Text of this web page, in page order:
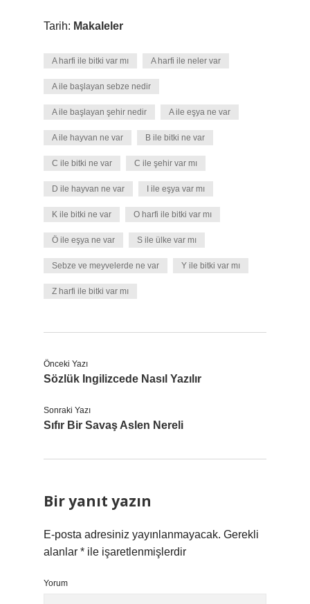
Tarih: Makaleler
A harfi ile bitki var mı A harfi ile neler var
A ile başlayan sebze nedir
A ile başlayan şehir nedir A ile eşya ne var
A ile hayvan ne var B ile bitki ne var
C ile bitki ne var C ile şehir var mı
D ile hayvan ne var I ile eşya var mı
K ile bitki ne var O harfi ile bitki var mı
Ö ile eşya ne var S ile ülke var mı
Sebze ve meyvelerde ne var Y ile bitki var mı
Z harfi ile bitki var mı
Önceki Yazı
Sözlük Ingilizcede Nasıl Yazılır
Sonraki Yazı
Sıfır Bir Savaş Aslen Nereli
Bir yanıt yazın
E-posta adresiniz yayınlanmayacak. Gerekli
alanlar * ile işaretlenmişlerdir
Yorum